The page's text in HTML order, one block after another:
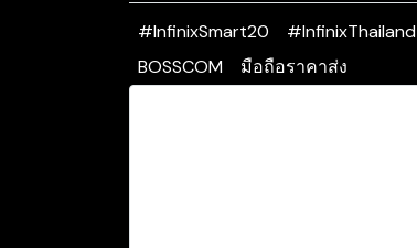
#InfinixSmart20 #InfinixThailand
BOSSCOM
มือถือราคาส่ง